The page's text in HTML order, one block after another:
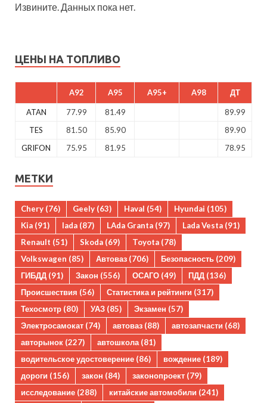
Извините. Данных пока нет.
ЦЕНЫ НА ТОПЛИВО
A92 A95 A95+ A98 ДТ
ATAN 77.99 81.49
89.99
TES
81.50 85.90
89.90
GRIFON
75.95 81.95 78.95
МЕТКИ
Chery (76) Geely (63) Haval (54) Hyundai (105)
Kia (91) lada (87) LAda Granta (97) Lada Vesta (91)
Renault (51) Skoda (69) Toyota (78)
Volkswagen (85) Автоваз (706) Безопасность (209)
ГИБДД (91) Закон (556) ОСАГО (49) ПДД (136)
Происшествия (56) Статистика и рейтинги (317)
Техосмотр (80) УАЗ (85) Экзамен (57)
Электросамокат (74) автоваз (88) автозапчасти (68)
авторынок (227) автошкола (81)
водительское удостоверение (86) вождение (189)
дороги (156) закон (84) законопроект (79)
исследование (288) китайские автомобили (241)